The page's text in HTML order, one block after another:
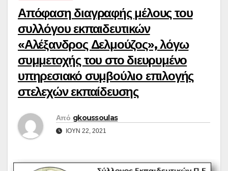
Απόφαση διαγραφής μέλους του
συλλόγου εκπαιδευτικών
«Αλέξανδρος Δελμούζος», λόγω
συμμετοχής του στο διευρυμένο
υπηρεσιακό συμβούλιο επιλογής
στελεχών εκπαίδευσης
Από gkoussoulas
ΙΟΎΝ 22, 2021